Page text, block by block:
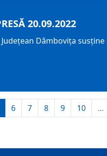
20.09.2022
Dâmbovița
6 7 8 9 10 ...